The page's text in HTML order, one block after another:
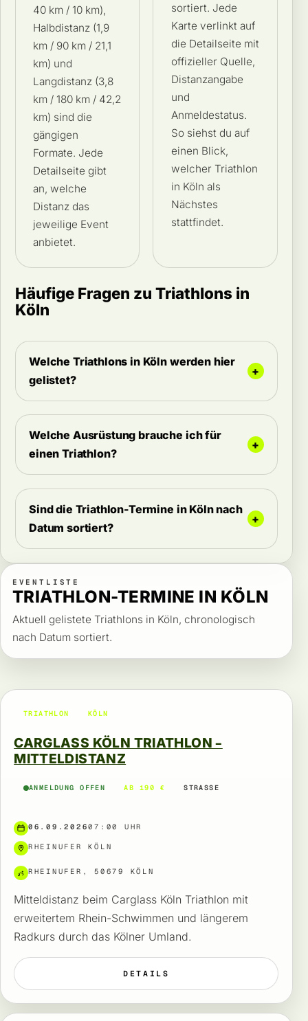
40 km / 10 km),
Halbdistanz (1,9
km / 90 km / 21,1
km) und
Langdistanz (3,8
km / 180 km / 42,2
km) sind die
gängigen
Formate. Jede
Detailseite gibt
an, welche
Distanz das
jeweilige Event
anbietet.
sortiert. Jede
Karte verlinkt auf
die Detailseite mit
offizieller Quelle,
Distanzangabe
und
Anmeldestatus.
So siehst du auf
einen Blick,
welcher Triathlon
in Köln als
Nächstes
stattfindet.
Häufige Fragen zu Triathlons in
Köln
Welche Triathlons in Köln werden hier
gelistet?
Welche Ausrüstung brauche ich für
einen Triathlon?
Sind die Triathlon-Termine in Köln nach
Datum sortiert?
EVENTLISTE
TRIATHLON-TERMINE IN KÖLN
Aktuell gelistete Triathlons in Köln, chronologisch
nach Datum sortiert.
TRIATHLON KÖLN
CARGLASS KÖLN TRIATHLON –
MITTELDISTANZ
ANMELDUNG OFFEN AB 190 € STRASSE
06.09.202607:00 UHR
RHEINUFER KÖLN
RHEINUFER, 50679 KÖLN
Mitteldistanz beim Carglass Köln Triathlon mit
erweitertem Rhein-Schwimmen und längerem
Radkurs durch das Kölner Umland.
DETAILS